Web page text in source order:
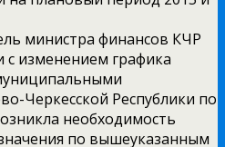
министра финансов КЧР
с изменением графика
Черкесской Республики по
необходимость
по вышеуказанным